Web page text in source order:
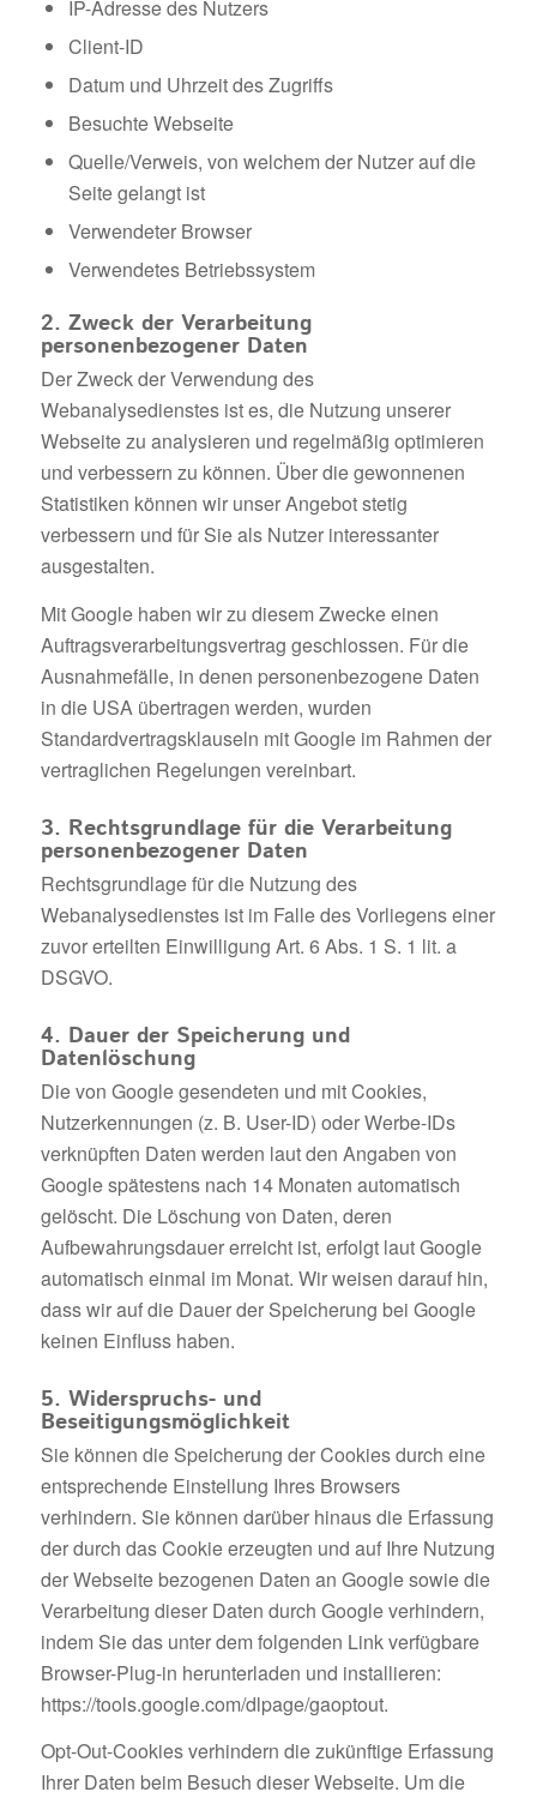
IP-Adresse des Nutzers
Client-ID
Datum und Uhrzeit des Zugriffs
Besuchte Webseite
Quelle/Verweis, von welchem der Nutzer auf die
Seite gelangt ist
Verwendeter Browser
Verwendetes Betriebssystem
2. Zweck der Verarbeitung
personenbezogener Daten
Der Zweck der Verwendung des
Webanalysedienstes ist es, die Nutzung unserer
Webseite zu analysieren und regelmäßig optimieren
und verbessern zu können. Über die gewonnenen
Statistiken können wir unser Angebot stetig
verbessern und für Sie als Nutzer interessanter
ausgestalten.
Mit Google haben wir zu diesem Zwecke einen
Auftragsverarbeitungsvertrag geschlossen. Für die
Ausnahmefälle, in denen personenbezogene Daten
in die USA übertragen werden, wurden
Standardvertragsklauseln mit Google im Rahmen der
vertraglichen Regelungen vereinbart.
3. Rechtsgrundlage für die Verarbeitung
personenbezogener Daten
Rechtsgrundlage für die Nutzung des
Webanalysedienstes ist im Falle des Vorliegens einer
zuvor erteilten Einwilligung Art. 6 Abs. 1 S. 1 lit. a
DSGVO.
4. Dauer der Speicherung und
Datenlöschung
Die von Google gesendeten und mit Cookies,
Nutzerkennungen (z. B. User-ID) oder Werbe-IDs
verknüpften Daten werden laut den Angaben von
Google spätestens nach 14 Monaten automatisch
gelöscht. Die Löschung von Daten, deren
Aufbewahrungsdauer erreicht ist, erfolgt laut Google
automatisch einmal im Monat. Wir weisen darauf hin,
dass wir auf die Dauer der Speicherung bei Google
keinen Einfluss haben.
5. Widerspruchs- und
Beseitigungsmöglichkeit
Sie können die Speicherung der Cookies durch eine
entsprechende Einstellung Ihres Browsers
verhindern. Sie können darüber hinaus die Erfassung
der durch das Cookie erzeugten und auf Ihre Nutzung
der Webseite bezogenen Daten an Google sowie die
Verarbeitung dieser Daten durch Google verhindern,
indem Sie das unter dem folgenden Link verfügbare
Browser-Plug-in herunterladen und installieren:
https://tools.google.com/dlpage/gaoptout.
Opt-Out-Cookies verhindern die zukünftige Erfassung
Ihrer Daten beim Besuch dieser Webseite. Um die